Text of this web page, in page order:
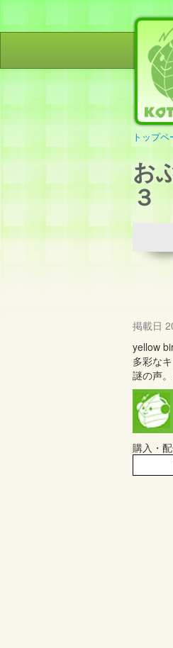
トップペ
お
３
掲載日
yellow
多彩な
謎の声
購入・